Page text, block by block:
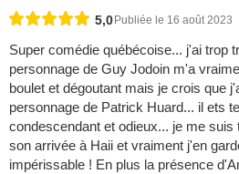
5,0 Publiée le 16 août 2023
Super comédie québécoise... j'ai trop
personnage de Guy Jodoin m'a
boulet et dégoutant mais je crois que
personnage de Patrick Huard... il ets
condescendant et odieux... je me
son arrivée à Haii et vraiment j'en
impérissable ! En plus la présence